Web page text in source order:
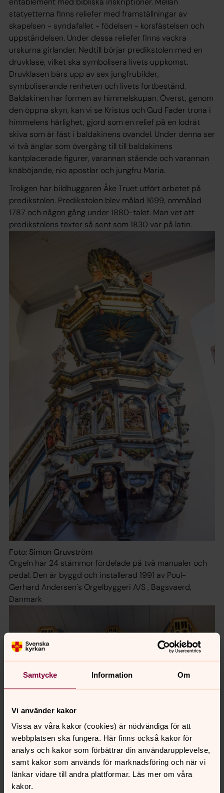
Samtycke Information Om
Vi använder kakor
Vissa av våra kakor (cookies) är nödvändiga för att
webbplatsen ska fungera. Här finns också kakor för
analys och kakor som förbättrar din användarupplevelse,
samt kakor som används för marknadsföring och när vi
länkar vidare till andra plattformar. Läs mer om våra
kakor.
statyetterna finns reliefer med framställningar av
skapelsen - syndafallet - födelsen - korsfästelsen och
uppståndelsen. Under dessa reliefer finns vackra
urskurna girlander. Nedtill börjar predikstolen med en
druvklase, vilket ska symbolisera livets uppkomst.
Druvklasen bärs upp av sex jungfrubilder,
symboliserande renheten och livets fortbestånd.
Baldakinen har formen av himmelskupan. Överst, genom
den öppna skyn, kan vi se Kristus och Gud Fader trona i
himmelens härlighet, gjord som en relief på en lodrät
skiva som är fäst i baldakinens ovandel. Under denna ser
vi två änglar som övergång till till baldakinens
kantplacerade figurer, varannan stående och varannan
knäböjande, nio apostlar och jungfru Maria.
Troligen har bildhuggaren Åke Truet utfört arbetet på
predikstolen. Predikstolen blev målad 1699, ommålad
1787 och någon gång under 1880-talet. Man vet att
predikstolens texter så sent som 1830 var på latin.
Foto: Simon Gruvström
Orgeln har 24 stämmor fördelade på två manualer och
pedal. Den är byggd och installerad 1991 av Poul-
Gerhard Andersen´s Orgelbyggeri A/S , Bagsvaerd,
Danmark
Foto: Simon Gruvström
Triumfkrucifixet, skulpterat i trä, härstammar från slutet
av 1400-talet och är kyrkans äldsta bevarade föremål.